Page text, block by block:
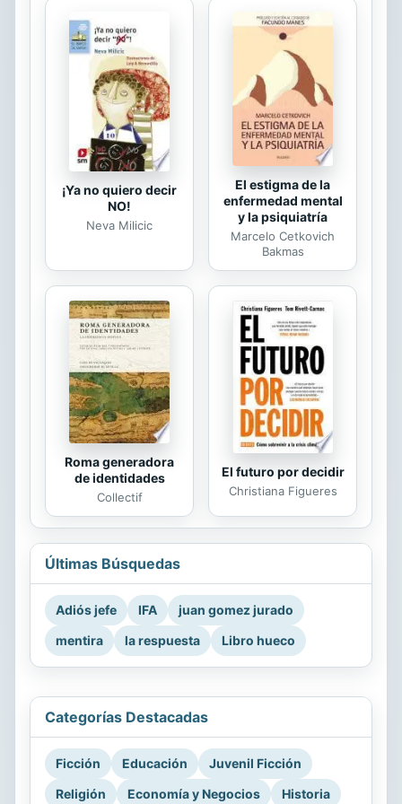
"handbook"actualizado, referente a
las magnitudes y unidades físicas
que, dado el vertiginoso avance de la
tecnología, venía siendo cada vez
más necesario. En este momento no
existe nada equivalente en ...
¡Ya no quiero decir
NO!
Neva Milicic
El estigma de la
enfermedad mental
y la psiquiatría
Marcelo Cetkovich
Bakmas
Roma generadora
de identidades
Collectif
El futuro por decidir
Christiana Figueres
Últimas Búsquedas
Adiós jefe IFA
juan gomez jurado
mentira
la respuesta Libro hueco
Categorías Destacadas
Ficción Educación
Juvenil Ficción
Religión
Economía y Negocios Historia